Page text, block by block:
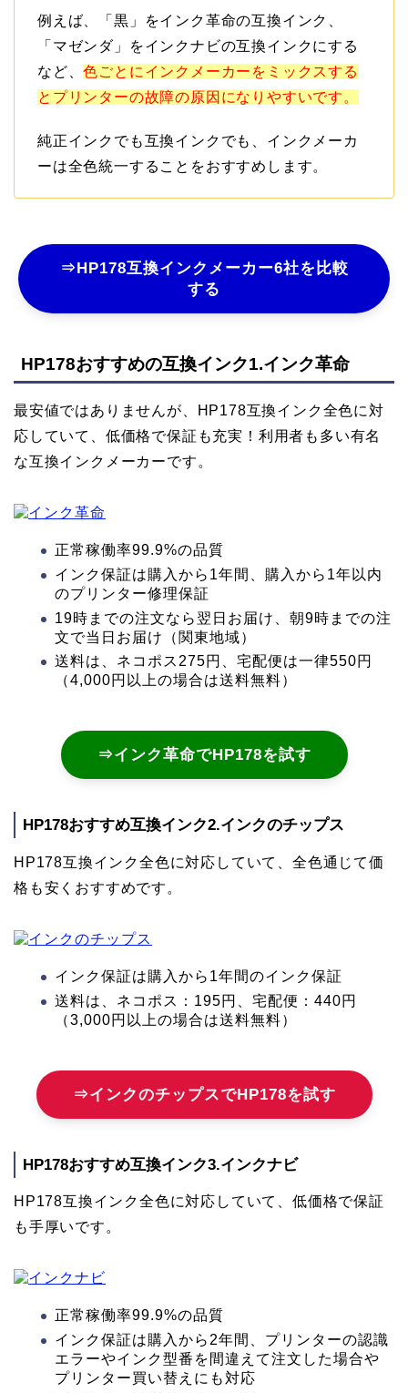
例えば、「黒」をインク革命の互換インク、
「マゼンダ」をインクナビの互換インクにする
など、色ごとにインクメーカーをミックスする
とプリンターの故障の原因になりやすいです。
純正インクでも互換インクでも、インクメーカ
ーは全色統一することをおすすめします。
⇒HP178互換インクメーカー6社を比較
する
HP178おすすめの互換インク1.インク革命
最安値ではありませんが、HP178互換インク全色に対
応していて、低価格で保証も充実！利用者も多い有名
な互換インクメーカーです。
正常稼働率99.9%の品質
インク保証は購入から1年間、購入から1年以内
のプリンター修理保証
19時までの注文なら翌日お届け、朝9時までの注
文で当日お届け（関東地域）
送料は、ネコポス275円、宅配便は一律550円
（4,000円以上の場合は送料無料）
⇒インク革命でHP178を試す
HP178おすすめ互換インク2.インクのチップス
HP178互換インク全色に対応していて、全色通じて価
格も安くおすすめです。
インク保証は購入から1年間のインク保証
送料は、ネコポス：195円、宅配便：440円
（3,000円以上の場合は送料無料）
⇒インクのチップスでHP178を試す
HP178おすすめ互換インク3.インクナビ
HP178互換インク全色に対応していて、低価格で保証
も手厚いです。
正常稼働率99.9%の品質
インク保証は購入から2年間、プリンターの認識
エラーやインク型番を間違えて注文した場合や
プリンター買い替えにも対応